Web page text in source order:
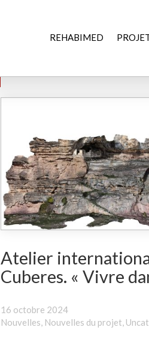
REHABIMED
Atelier
Cuberes. « Vivre
16 octobre 2024
Nouvelles, Nouvelles du projet,